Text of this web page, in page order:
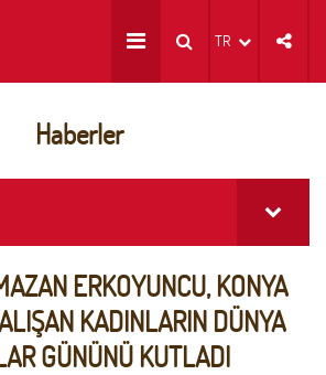
TR
Haberler
ERKOYUNCU, KONYA
KADINLARIN DÜNYA
GÜNÜNÜ KUTLADI